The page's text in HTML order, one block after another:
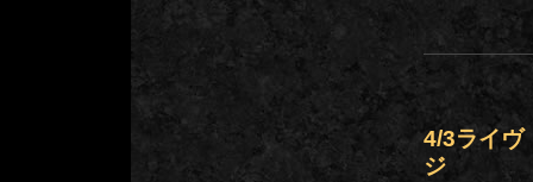
4/3ライヴ
ジ